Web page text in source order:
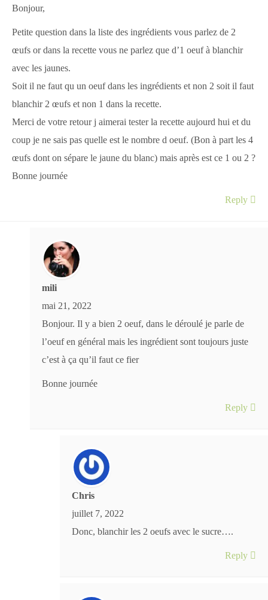
Bonjour,
Petite question dans la liste des ingrédients vous parlez de 2
œufs or dans la recette vous ne parlez que d’1 oeuf à blanchir
avec les jaunes.
Soit il ne faut qu un oeuf dans les ingrédients et non 2 soit il faut
blanchir 2 œufs et non 1 dans la recette.
Merci de votre retour j aimerai tester la recette aujourd hui et du
coup je ne sais pas quelle est le nombre d oeuf. (Bon à part les 4
œufs dont on sépare le jaune du blanc) mais après est ce 1 ou 2 ?
Bonne journée
Reply
mili
mai 21, 2022
Bonjour. Il y a bien 2 oeuf, dans le déroulé je parle de
l’oeuf en général mais les ingrédient sont toujours juste
c’est à ça qu’il faut ce fier
Bonne journée
Reply
Chris
juillet 7, 2022
Donc, blanchir les 2 oeufs avec le sucre….
Reply